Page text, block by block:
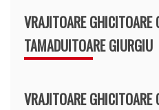
VRAJITOARE GHICITOARE
TAMADUITOARE GIURGIU
VRAJITOARE GHICITOARE